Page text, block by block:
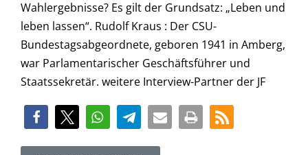
Wahlergebnisse? Es gilt der Grundsatz: „Leben und
leben lassen“. Rudolf Kraus : Der CSU-
Bundestagsabgeordnete, geboren 1941 in Amberg,
war Parlamentarischer Geschäftsführer und
Staatssekretär. weitere Interview-Partner der JF